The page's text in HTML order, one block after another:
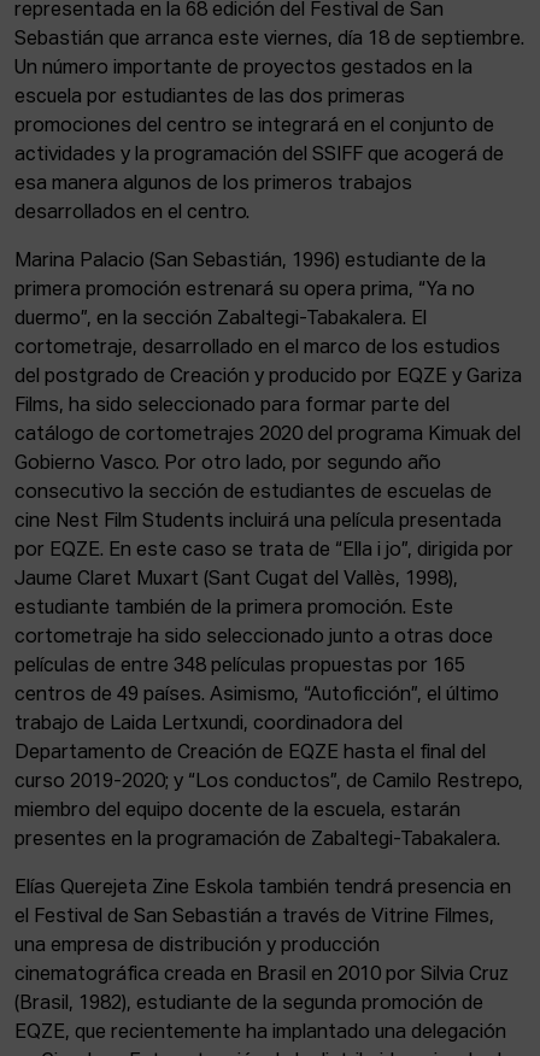
representada en la 68 edición del Festival de San
Sebastián que arranca este viernes, día 18 de septiembre.
Un número importante de proyectos gestados en la
escuela por estudiantes de las dos primeras
promociones del centro se integrará en el conjunto de
actividades y la programación del SSIFF que acogerá de
esa manera algunos de los primeros trabajos
desarrollados en el centro.
Marina Palacio (San Sebastián, 1996) estudiante de la
primera promoción estrenará su opera prima, “Ya no
duermo”, en la sección Zabaltegi-Tabakalera. El
cortometraje, desarrollado en el marco de los estudios
del postgrado de Creación y producido por EQZE y Gariza
Films, ha sido seleccionado para formar parte del
catálogo de cortometrajes 2020 del programa Kimuak del
Gobierno Vasco. Por otro lado, por segundo año
consecutivo la sección de estudiantes de escuelas de
cine Nest Film Students incluirá una película presentada
por EQZE. En este caso se trata de “Ella i jo”, dirigida por
Jaume Claret Muxart (Sant Cugat del Vallès, 1998),
estudiante también de la primera promoción. Este
cortometraje ha sido seleccionado junto a otras doce
películas de entre 348 películas propuestas por 165
centros de 49 países. Asimismo, “Autoficción”, el último
trabajo de Laida Lertxundi, coordinadora del
Departamento de Creación de EQZE hasta el final del
curso 2019-2020; y “Los conductos”, de Camilo Restrepo,
miembro del equipo docente de la escuela, estarán
presentes en la programación de Zabaltegi-Tabakalera.
Elías Querejeta Zine Eskola también tendrá presencia en
el Festival de San Sebastián a través de Vitrine Filmes,
una empresa de distribución y producción
cinematográfica creada en Brasil en 2010 por Silvia Cruz
(Brasil, 1982), estudiante de la segunda promoción de
EQZE, que recientemente ha implantado una delegación